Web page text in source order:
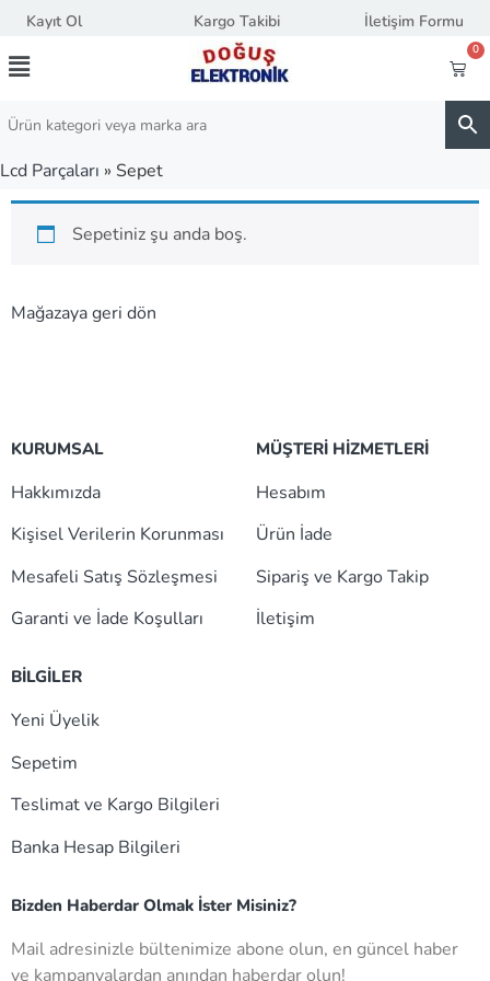
Kayıt Ol Kargo Takibi İletişim Formu
0
Lcd Parçaları » Sepet
Sepetiniz şu anda boş.
Mağazaya geri dön
KURUMSAL
Hakkımızda
Kişisel Verilerin Korunması
Mesafeli Satış Sözleşmesi
Garanti ve İade Koşulları
MÜŞTERİ HİZMETLERİ
Hesabım
Ürün İade
Sipariş ve Kargo Takip
İletişim
BİLGİLER
Yeni Üyelik
Sepetim
Teslimat ve Kargo Bilgileri
Banka Hesap Bilgileri
Bizden Haberdar Olmak İster Misiniz?
Mail adresinizle bültenimize abone olun, en güncel haber
ve kampanyalardan anından haberdar olun!